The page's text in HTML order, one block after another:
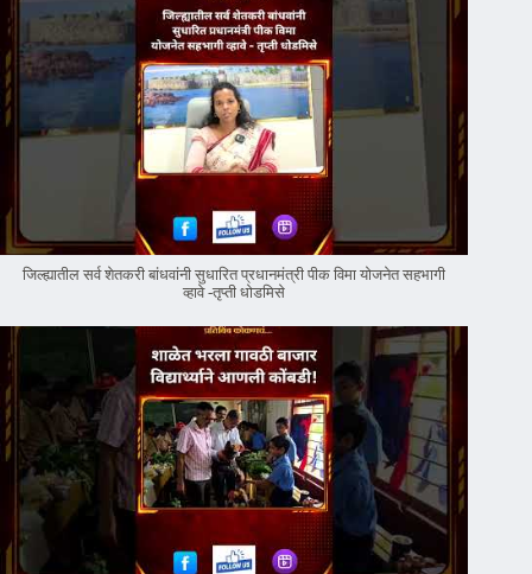
जिल्ह्यातील सर्व शेतकरी बांधवांनी सुधारित प्रधानमंत्री पीक विमा योजनेत सहभागी
व्हावे -तृप्ती धोडमिसे